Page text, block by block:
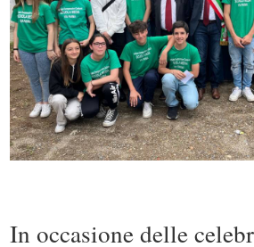
In occasione delle